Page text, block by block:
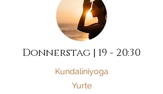
Donnerstag | 19 - 20:30
Kundaliniyoga
Yurte​